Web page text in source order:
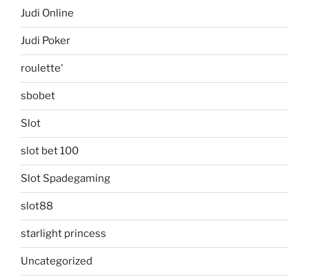
Judi Online
Judi Poker
roulette'
sbobet
Slot
slot bet 100
Slot Spadegaming
slot88
starlight princess
Uncategorized